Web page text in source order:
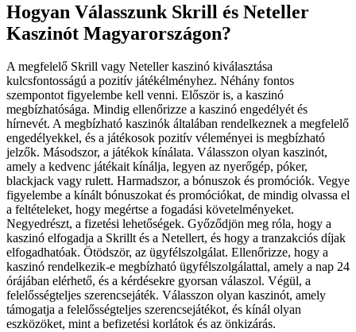
Hogyan Válasszunk Skrill és Neteller
Kaszinót Magyarországon?
A megfelelő Skrill vagy Neteller kaszinó kiválasztása
kulcsfontosságú a pozitív játékélményhez. Néhány fontos
szempontot figyelembe kell venni. Először is, a kaszinó
megbízhatósága. Mindig ellenőrizze a kaszinó engedélyét és
hírnevét. A megbízható kaszinók általában rendelkeznek a megfelelő
engedélyekkel, és a játékosok pozitív véleményei is megbízható
jelzők. Másodszor, a játékok kínálata. Válasszon olyan kaszinót,
amely a kedvenc játékait kínálja, legyen az nyerőgép, póker,
blackjack vagy rulett. Harmadszor, a bónuszok és promóciók. Vegye
figyelembe a kínált bónuszokat és promóciókat, de mindig olvassa el
a feltételeket, hogy megértse a fogadási követelményeket.
Negyedrészt, a fizetési lehetőségek. Győződjön meg róla, hogy a
kaszinó elfogadja a Skrillt és a Netellert, és hogy a tranzakciós díjak
elfogadhatóak. Ötödször, az ügyfélszolgálat. Ellenőrizze, hogy a
kaszinó rendelkezik-e megbízható ügyfélszolgálattal, amely a nap 24
órájában elérhető, és a kérdésekre gyorsan válaszol. Végül, a
felelősségteljes szerencsejáték. Válasszon olyan kaszinót, amely
támogatja a felelősségteljes szerencsejátékot, és kínál olyan
eszközöket, mint a befizetési korlátok és az önkizárás.